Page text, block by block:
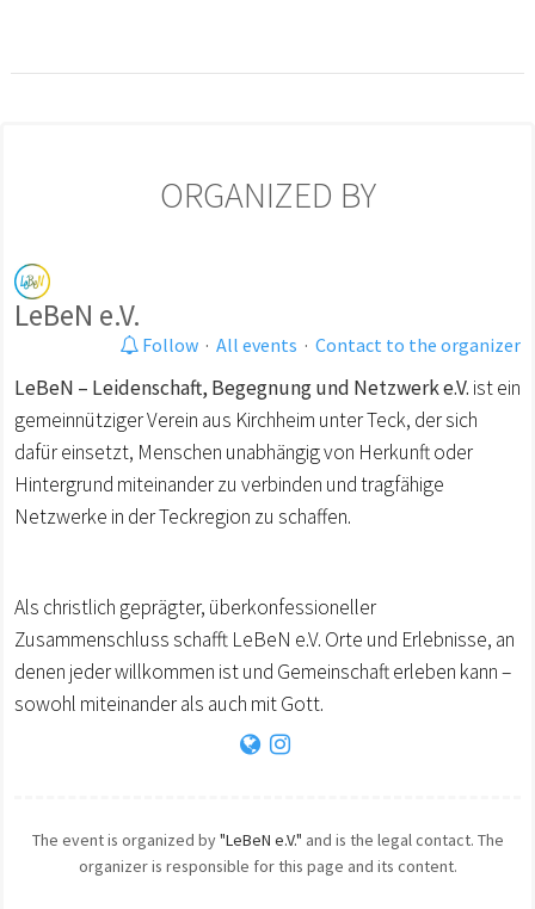
ORGANIZED BY
LeBeN e.V.
Follow · All events · Contact to the organizer
LeBeN – Leidenschaft, Begegnung und Netzwerk e.V. ist ein
gemeinnütziger Verein aus Kirchheim unter Teck, der sich
dafür einsetzt, Menschen unabhängig von Herkunft oder
Hintergrund miteinander zu verbinden und tragfähige
Netzwerke in der Teckregion zu schaffen.
Als christlich geprägter, überkonfessioneller
Zusammenschluss schafft LeBeN e.V. Orte und Erlebnisse, an
denen jeder willkommen ist und Gemeinschaft erleben kann –
sowohl miteinander als auch mit Gott.
The event is organized by"LeBeN e.V." and is the legal contact. The
organizer is responsible for this page and its content.